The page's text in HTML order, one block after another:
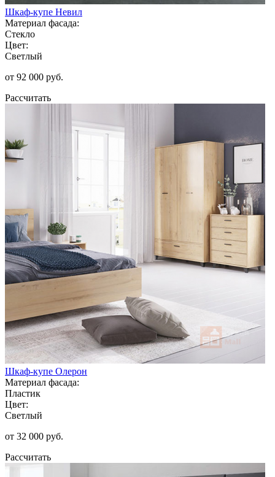
Шкаф-купе Невил
Материал фасада:
Стекло
Цвет:
Светлый
от 92 000 руб.
Рассчитать
Шкаф-купе Олерон
Материал фасада:
Пластик
Цвет:
Светлый
от 32 000 руб.
Рассчитать